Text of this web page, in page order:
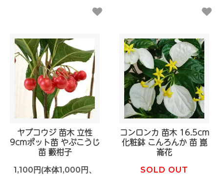
ヤブコウジ 苗木 立性
9cmポット苗 やぶこうじ
苗 藪柑子
1,100円(本体1,000円、
コンロンカ 苗木 16.5cm
化粧鉢 こんろんか 苗 崑
崙花
SOLD OUT